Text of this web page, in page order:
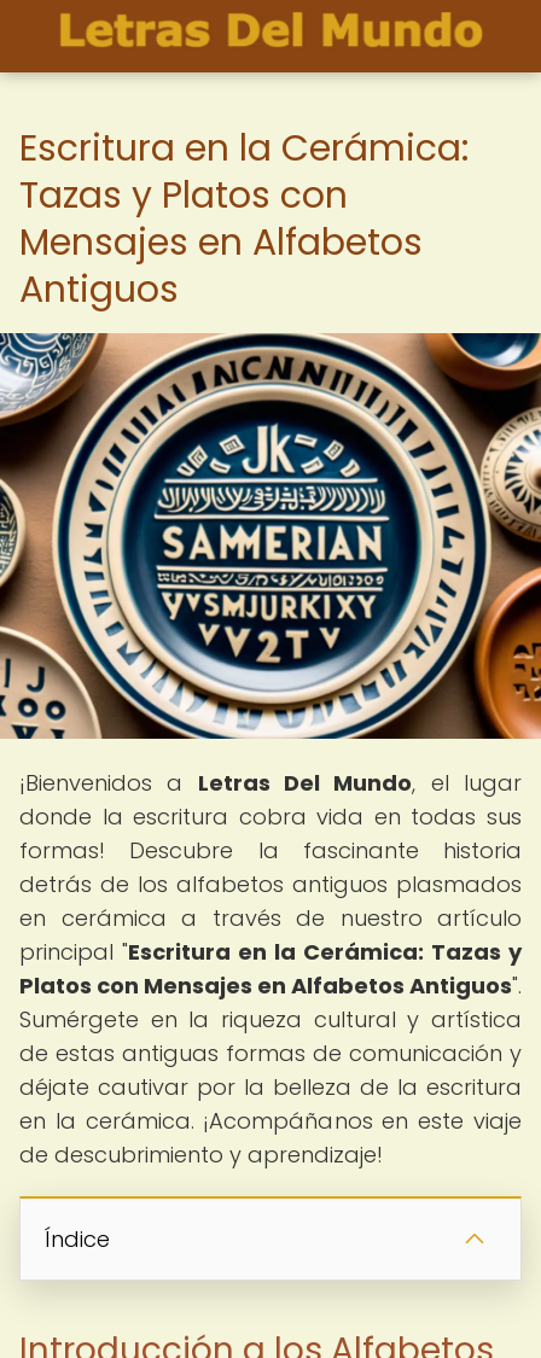
Escritura en la Cerámica:
Tazas y Platos con
Mensajes en Alfabetos
Antiguos
¡Bienvenidos a Letras Del Mundo, el lugar
donde la escritura cobra vida en todas sus
formas! Descubre la fascinante historia
detrás de los alfabetos antiguos plasmados
en cerámica a través de nuestro artículo
principal "Escritura en la Cerámica: Tazas y
Platos con Mensajes en Alfabetos Antiguos".
Sumérgete en la riqueza cultural y artística
de estas antiguas formas de comunicación y
déjate cautivar por la belleza de la escritura
en la cerámica. ¡Acompáñanos en este viaje
de descubrimiento y aprendizaje!
Índice